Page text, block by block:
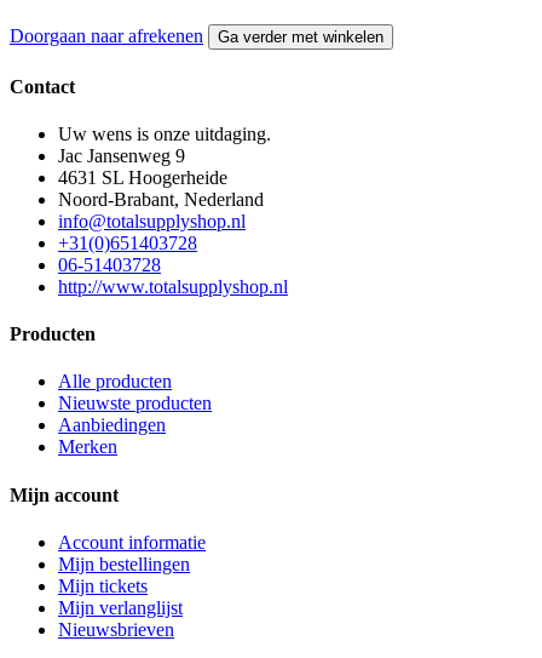
Doorgaan naar afrekenen Ga verder met winkelen
Contact
Uw wens is onze uitdaging.
Jac Jansenweg 9
4631 SL Hoogerheide
Noord-Brabant, Nederland
info@totalsupplyshop.nl
+31(0)651403728
06-51403728
http://www.totalsupplyshop.nl
Producten
Alle producten
Nieuwste producten
Aanbiedingen
Merken
Mijn account
Account informatie
Mijn bestellingen
Mijn tickets
Mijn verlanglijst
Nieuwsbrieven